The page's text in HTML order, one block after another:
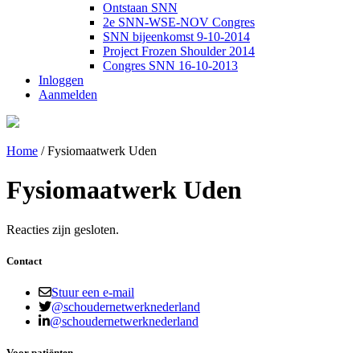
Ontstaan SNN
2e SNN-WSE-NOV Congres
SNN bijeenkomst 9-10-2014
Project Frozen Shoulder 2014
Congres SNN 16-10-2013
Inloggen
Aanmelden
Home /Fysiomaatwerk Uden
Fysiomaatwerk Uden
Reacties zijn gesloten.
Contact
Stuur een e-mail
@schoudernetwerknederland
@schoudernetwerknederland